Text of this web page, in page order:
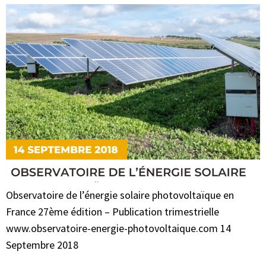
Observatoire de l’énergie solaire photovoltaïque en
France 27ème édition – Publication trimestrielle
www.observatoire-energie-photovoltaique.com 14
Septembre 2018